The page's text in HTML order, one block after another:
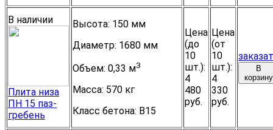
В наличии
Плита низа
ПН 15 паз-
гребень
Высота: 150 мм
Диаметр: 1680 мм
Объем: 0,33 м3
Масса: 570 кг
Класс бетона: B15
Цена
(до
10
шт.):
4
480
руб.
Цена
(от
10
шт.):
4
330
руб.
В
корзину